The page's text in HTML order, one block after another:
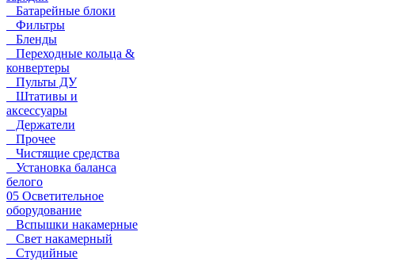
Батарейные блоки
Фильтры
Бленды
Переходные кольца &
конвертеры
Пульты ДУ
Штативы и
аксессуары
Держатели
Прочее
Чистящие средства
Установка баланса
белого
05 Осветительное
оборудование
Вспышки накамерные
Свет накамерный
Студийные